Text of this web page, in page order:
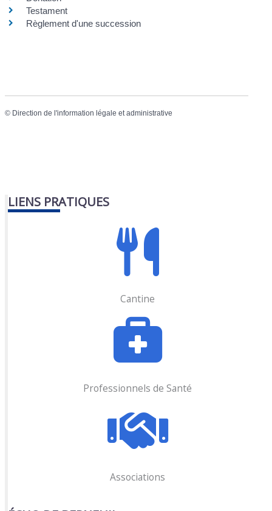
Testament
Règlement d'une succession
© Direction de l'information légale et administrative
LIENS PRATIQUES
Cantine
Professionnels de Santé
Associations